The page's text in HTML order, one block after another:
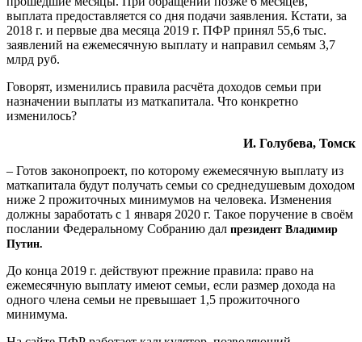
выплата предоставляется со дня подачи заявления. Кстати, за
2018 г. и первые два месяца 2019 г. ПФР принял 55,6 тыс.
заявлений на ежемесячную выплату и направил семьям 3,7
млрд руб.
Говорят, изменились правила расчёта доходов семьи при
назначении выплаты из маткапитала. Что конкретно
изменилось?
И. Голубева, Томск
– Готов законопроект, по которому ежемесячную выплату из
маткапитала будут получать семьи со среднедушевым доходом
ниже 2 прожиточных минимумов на человека. Изменения
должны заработать с 1 января 2020 г. Такое поручение в своём
послании Федеральному Собранию дал президент Владимир
Путин.
До конца 2019 г. действуют прежние правила: право на
ежемесячную выплату имеют семьи, если размер дохода на
одного члена семьи не превышает 1,5 прожиточного
минимума.